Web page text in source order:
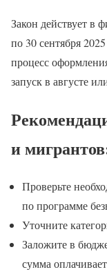
Закон действует в
по 30 сентября
процесс
запуск в августе
и
Проверьте
по программе
Уточните
Заложите в
сумма